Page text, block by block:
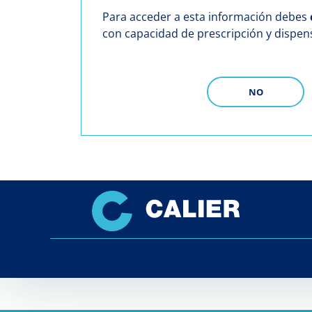
Para acceder a esta información debes
con capacidad de prescripción y
NO